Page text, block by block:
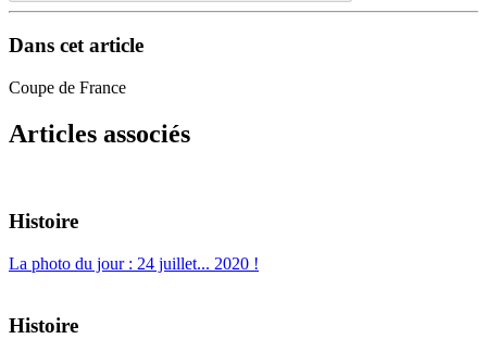
Dans cet article
Coupe de France
Articles associés
Histoire
La photo du jour : 24 juillet... 2020 !
Histoire